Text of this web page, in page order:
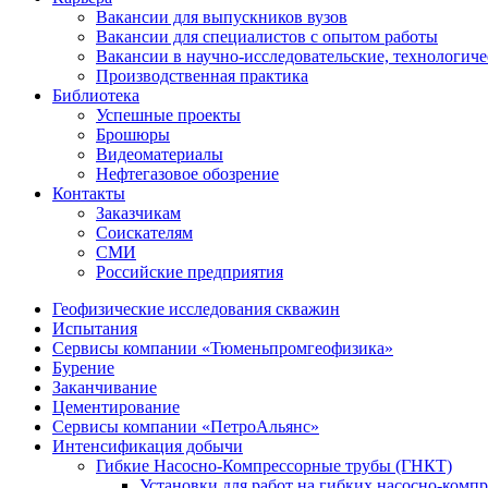
Вакансии для выпускников вузов
Вакансии для специалистов с опытом работы
Вакансии в научно-исследовательские,
Производственная практика
Библиотека
Успешные проекты
Брошюры
Видеоматериалы
Нефтегазовое обозрение
Контакты
Заказчикам
Соискателям
СМИ
Российские предприятия
Геофизические исследования скважин
Испытания
Сервисы компании «Тюменьпромгеофизика»
Бурение
Заканчивание
Цементирование
Сервисы компании «ПетроАльянс»
Интенсификация добычи
Гибкие Насосно-Компрессорные трубы (ГНКТ)